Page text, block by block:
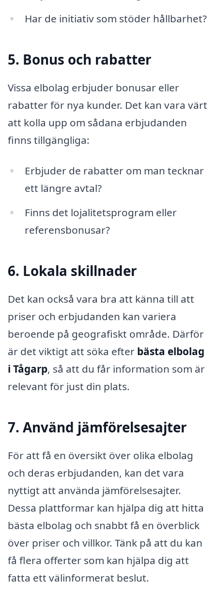
Har de initiativ som stöder hållbarhet?
5. Bonus och rabatter
Vissa elbolag erbjuder bonusar eller
rabatter för nya kunder. Det kan vara värt
att kolla upp om sådana erbjudanden
finns tillgängliga:
Erbjuder de rabatter om man tecknar
ett längre avtal?
Finns det lojalitetsprogram eller
referensbonusar?
6. Lokala skillnader
Det kan också vara bra att känna till att
priser och erbjudanden kan variera
beroende på geografiskt område. Därför
är det viktigt att söka efter bästa elbolag
i Tågarp, så att du får information som är
relevant för just din plats.
7. Använd jämförelsesajter
För att få en översikt över olika elbolag
och deras erbjudanden, kan det vara
nyttigt att använda jämförelsesajter.
Dessa plattformar kan hjälpa dig att hitta
bästa elbolag och snabbt få en överblick
över priser och villkor. Tänk på att du kan
få flera offerter som kan hjälpa dig att
fatta ett välinformerat beslut.